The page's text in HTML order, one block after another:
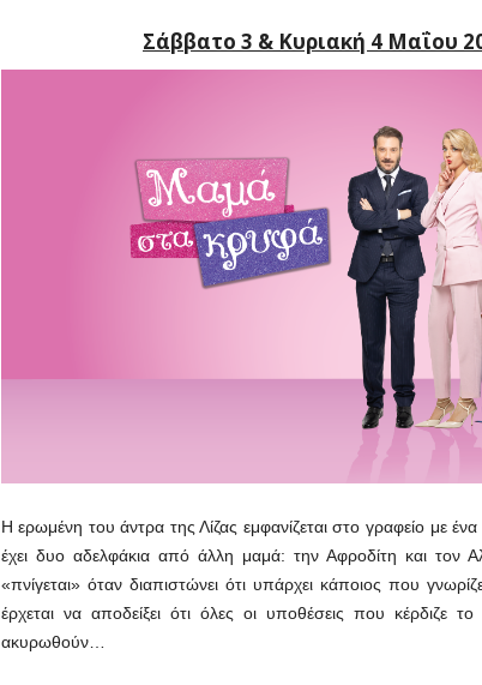
Σάββατο 3 & Κυριακή 4 Μαΐου
Η ερωμένη του άντρα της Λίζας εμφανίζεται στο γραφείο με
έχει δυο αδελφάκια από άλλη μαμά: την Αφροδίτη και τον
«πνίγεται» όταν διαπιστώνει ότι υπάρχει κάποιος που
έρχεται να αποδείξει ότι όλες οι υποθέσεις που κέρδιζε
ακυρωθούν…